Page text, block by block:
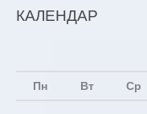
КАЛЕНДАР
Пн Вт Ср